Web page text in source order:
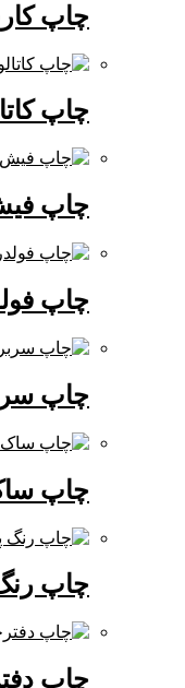
چاپ کارت پستال
چاپ کاتالوگ
چاپ فیش و
چاپ فولدر
چاپ سربرگ و
چاپ ساک
چاپ رنگ پنجم
چاپ دفترچه